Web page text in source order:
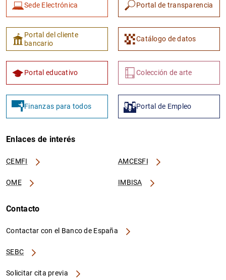
Sede Electrónica Portal de transparencia
Portal del cliente
bancario
Catálogo de datos
Portal educativo Colección de arte
Finanzas para todos Portal de Empleo
Enlaces de interés
CEMFI AMCESFI
OME IMBISA
Contacto
Contactar con el Banco de España
SEBC
Solicitar cita previa